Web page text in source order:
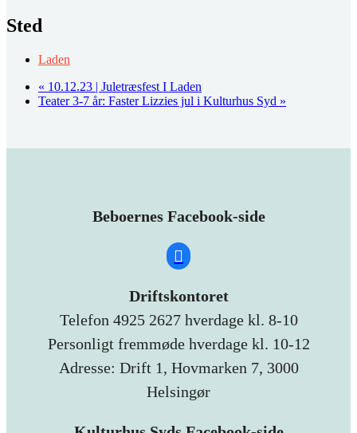
Sted
Laden
« 10.12.23 | Juletræsfest I Laden
Teater 3-7 år: Faster Lizzies jul i Kulturhus Syd »
Beboernes Facebook-side
Driftskontoret
Telefon 4925 2627 hverdage kl. 8-10
Personligt fremmøde hverdage kl. 10-12
Adresse: Drift 1, Hovmarken 7, 3000
Helsingør